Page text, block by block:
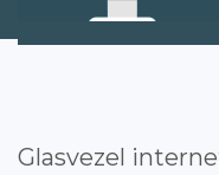
Glasvezel